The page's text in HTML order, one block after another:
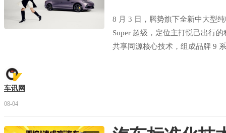
8 月 3 日，腾势旗下全新中大型
Super 超级，定位主打悦己出行
共享同源核心技术，组成品牌 9
车讯网
08-04